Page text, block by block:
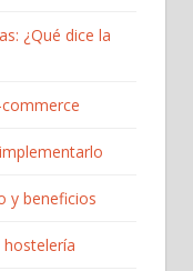
¿Qué dice la
y beneficios